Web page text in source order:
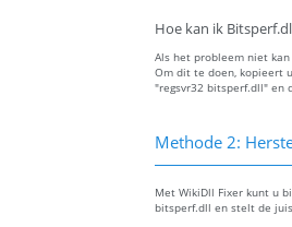
Hoe kan ik
Als het probleem niet
Om dit te doen, kopieert
"regsvr32 bitsperf.dll" en
Methode 2:
Met WikiDll Fixer kunt u
bitsperf.dll en stelt de